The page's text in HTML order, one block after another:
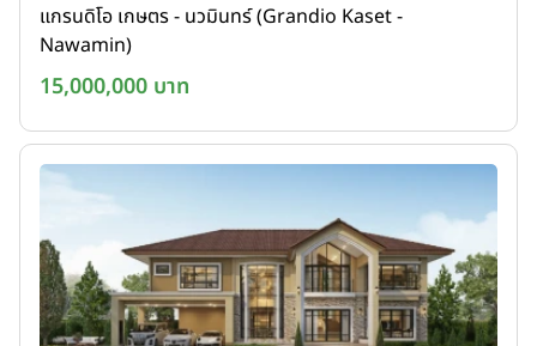
แกรนดิโอ เกษตร - นวมินทร์ (Grandio Kaset -
Nawamin)
15,000,000 บาท